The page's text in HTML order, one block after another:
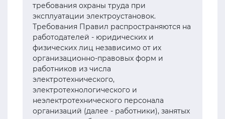
требования охраны труда при
эксплуатации электроустановок.
Требования Правил распространяются на
работодателей - юридических и
физических лиц независимо от их
организационно-правовых форм и
работников из числа
электротехнического,
электротехнологического и
неэлектротехнического персонала
организаций (далее - работники), занятых